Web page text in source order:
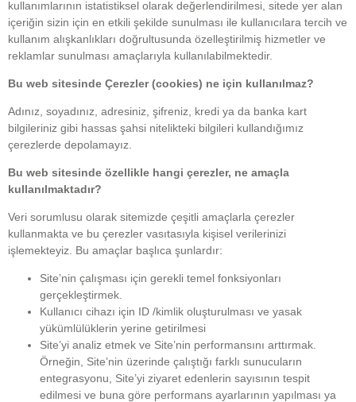
kullanımlarının istatistiksel olarak değerlendirilmesi, sitede yer alan
içeriğin sizin için en etkili şekilde sunulması ile kullanıcılara tercih ve
kullanım alışkanlıkları doğrultusunda özelleştirilmiş hizmetler ve
reklamlar sunulması amaçlarıyla kullanılabilmektedir.
Bu web sitesinde Çerezler (cookies) ne için kullanılmaz?
Adınız, soyadınız, adresiniz, şifreniz, kredi ya da banka kart
bilgileriniz gibi hassas şahsi nitelikteki bilgileri kullandığımız
çerezlerde depolamayız.
Bu web sitesinde özellikle hangi çerezler, ne amaçla
kullanılmaktadır?
Veri sorumlusu olarak sitemizde çeşitli amaçlarla çerezler
kullanmakta ve bu çerezler vasıtasıyla kişisel verilerinizi
işlemekteyiz. Bu amaçlar başlıca şunlardır:
Site’nin çalışması için gerekli temel fonksiyonları
gerçekleştirmek.
Kullanıcı cihazı için ID /kimlik oluşturulması ve yasak
yükümlülüklerin yerine getirilmesi
Site’yi analiz etmek ve Site’nin performansını arttırmak.
Örneğin, Site’nin üzerinde çalıştığı farklı sunucuların
entegrasyonu, Site’yi ziyaret edenlerin sayısının tespit
edilmesi ve buna göre performans ayarlarının yapılması ya